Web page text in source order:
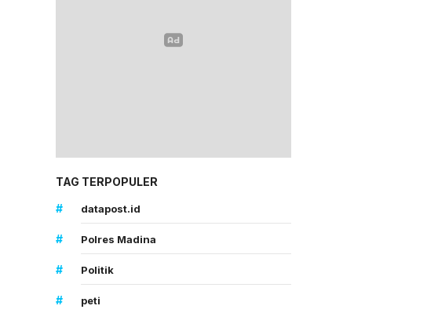
TAG TERPOPULER
#
datapost.id
# Polres Madina
# Politik
# peti